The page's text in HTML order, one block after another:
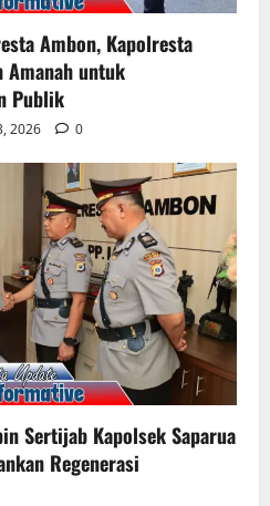
Ambon, Kapolresta
Amanah untuk
Publik
2026 0
Sertijab Kapolsek Saparua
Regenerasi